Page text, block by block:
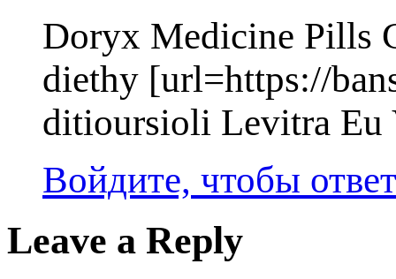
Doryx Medicine Pills
diethy [url=https://
ditioursioli Levitra Eu
Войдите, чтобы
Leave a Reply